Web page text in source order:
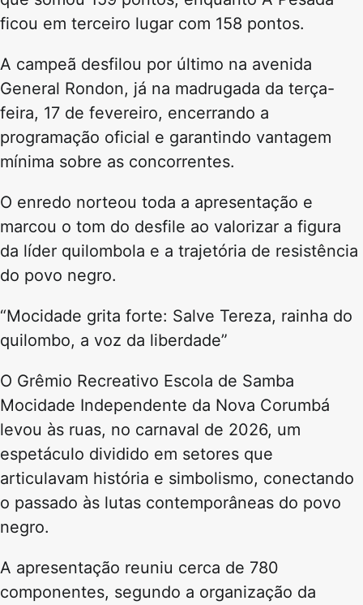
ficou em terceiro lugar com 158 pontos.
A campeã desfilou por último na avenida
General Rondon, já na madrugada da terça-
feira, 17 de fevereiro, encerrando a
programação oficial e garantindo vantagem
mínima sobre as concorrentes.
O enredo norteou toda a apresentação e
marcou o tom do desfile ao valorizar a figura
da líder quilombola e a trajetória de resistência
do povo negro.
“Mocidade grita forte: Salve Tereza, rainha do
quilombo, a voz da liberdade”
O Grêmio Recreativo Escola de Samba
Mocidade Independente da Nova Corumbá
levou às ruas, no carnaval de 2026, um
espetáculo dividido em setores que
articulavam história e simbolismo, conectando
o passado às lutas contemporâneas do povo
negro.
A apresentação reuniu cerca de 780
componentes, segundo a organização da